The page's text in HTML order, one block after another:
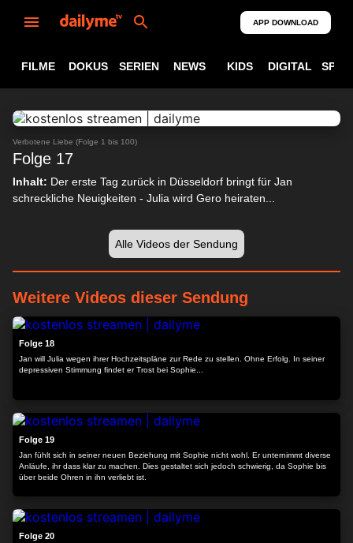
APP DOWNLOAD
FILME DOKUS SERIEN NEWS KIDS DIGITAL
Verbotene Liebe (Folge 1 bis 100)
Folge 17
Inhalt: Der erste Tag zurück in Düsseldorf bringt für Jan
schreckliche Neuigkeiten - Julia wird Gero heiraten...
Alle Videos der Sendung
Weitere Videos dieser Sendung
Folge 18
Jan will Julia wegen ihrer Hochzeitspläne zur Rede zu stellen. Ohne Erfolg. In seiner
depressiven Stimmung findet er Trost bei Sophie...
Folge 19
Jan fühlt sich in seiner neuen Beziehung mit Sophie nicht wohl. Er unternimmt diverse
Anläufe, ihr dass klar zu machen. Dies gestaltet sich jedoch schwierig, da Sophie bis
über beide Ohren in ihn verliebt ist.
Folge 20